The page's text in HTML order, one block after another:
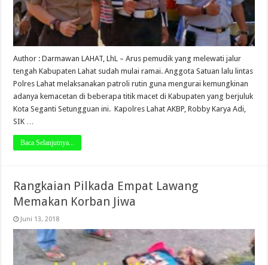
Author : Darmawan LAHAT, LhL – Arus pemudik yang melewati jalur
tengah Kabupaten Lahat sudah mulai ramai. Anggota Satuan lalu lintas
Polres Lahat melaksanakan patroli rutin guna mengurai kemungkinan
adanya kemacetan di beberapa titik macet di Kabupaten yang berjuluk
Kota Seganti Setungguan ini. Kapolres Lahat AKBP, Robby Karya Adi,
SIK …
Baca Selanjutnya...
Rangkaian Pilkada Empat Lawang
Memakan Korban Jiwa
Juni 13, 2018